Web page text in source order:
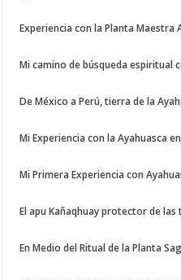
Experiencia con la Planta Maestra
Mi camino de búsqueda espiritual
De México a Perú, tierra de la
Mi Experiencia con la Ayahuasca
Mi Primera Experiencia con
El apu Kañaqhuay protector de las
En Medio del Ritual de la Planta